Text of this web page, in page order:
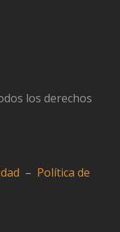
los derechos
– Política de